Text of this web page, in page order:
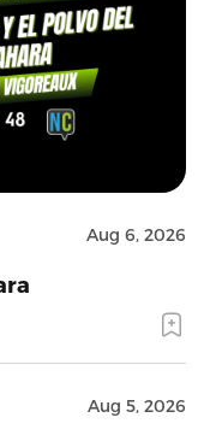
Aug 6, 2026
Aug 5, 2026